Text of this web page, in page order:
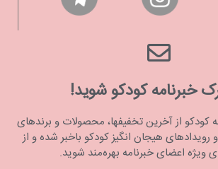
خبرنامه کودکو شوید!
کودکو از آخرین تخفیفها، محصولات و برندهای
رویدادهای هیجان انگیز کودکو باخبر شده و از
ویژه اعضای خبرنامه بهره‌مند شوید.